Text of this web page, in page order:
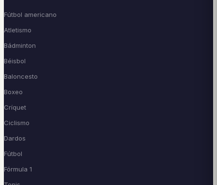
Fútbol americano
Atletismo
Bádminton
Béisbol
Baloncesto
Boxeo
Críquet
Ciclismo
Dardos
Fútbol
Fórmula 1